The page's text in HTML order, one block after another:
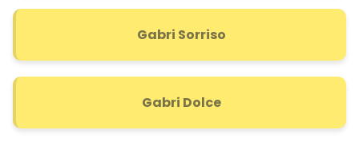
Gabri Sorriso
Gabri Dolce